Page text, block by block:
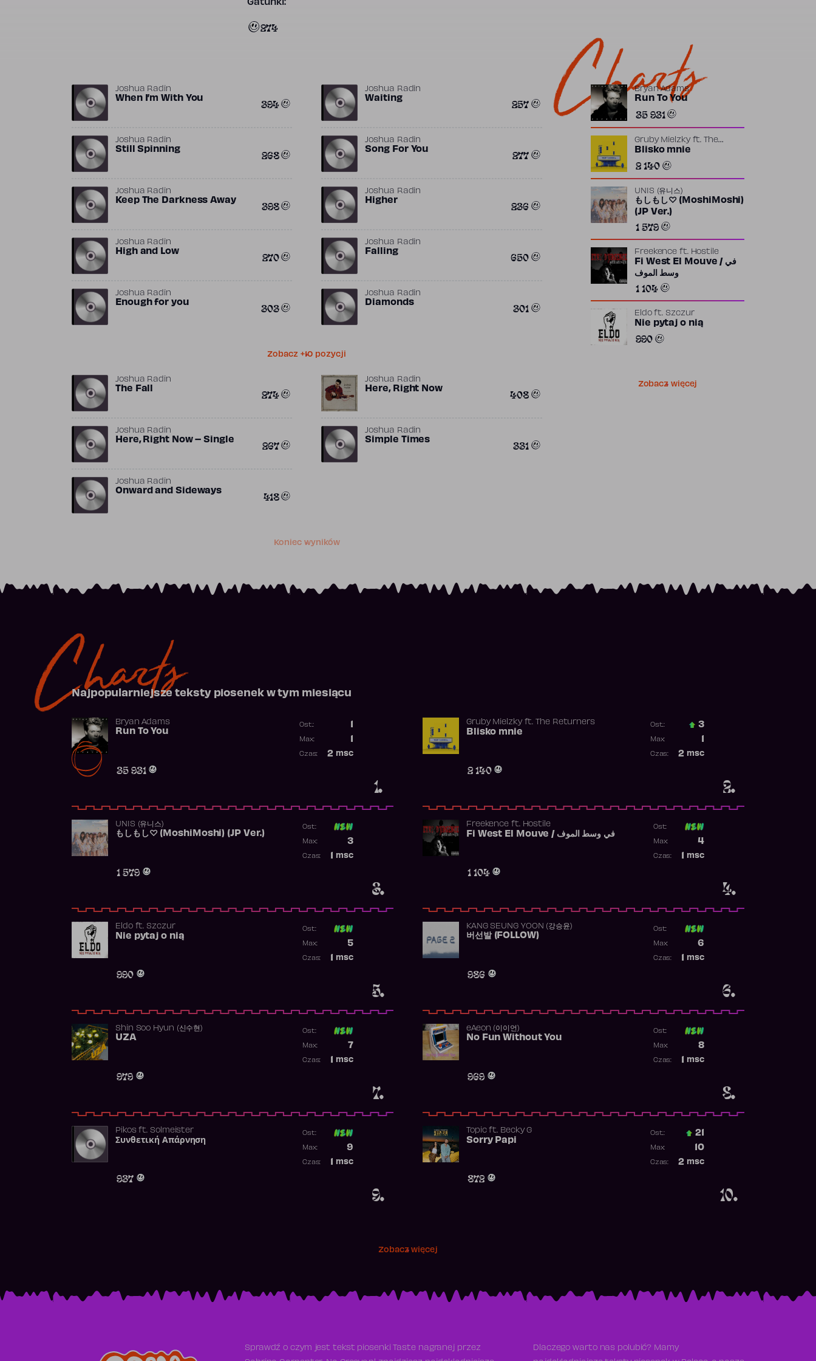
Gatunki:
274
Joshua Radin
When I’m With You 394
Joshua Radin
Waiting 257
Joshua Radin
Still Spinning 268
Joshua Radin
Song For You 277
Joshua Radin
Keep The Darkness Away 398
Joshua Radin
Higher 236
Joshua Radin
High and Low 270
Joshua Radin
Falling 650
Joshua Radin
Enough for you 303
Joshua Radin
Diamonds 301
Zobacz +10 pozycji
Joshua Radin
The Fall 274
Joshua Radin
Here, Right Now 408
Joshua Radin
Here, Right Now – Single 267
Joshua Radin
Simple Times 331
Joshua Radin
Onward and Sideways 418
Koniec wyników
Charts
Bryan Adams
Run To You
35 931
Gruby Mielzkyft.
The
Returners
Blisko mnie
2 140
UNIS (유니스)
もしもし♡ (MoshiMoshi)
(JP Ver.)
1 579
Freekence ft. Hostile
Fi West El Mouve / في
وسط الموف
1 104
Eldoft. Szczur
Nie pytaj o nią
990
Zobacz więcej
Charts
Najpopularniejsze teksty piosenek w tym miesiącu
1.
Bryan Adams
Run To You
35 931
Ost.:
Max:
2 msc
Czas:
2.
Gruby Mielzkyft. The Returners
Blisko mnie
2 140
Ost.: 3
Max:
2 msc
Czas:
3.
UNIS (유니스)
もしもし♡ (MoshiMoshi) (JP Ver.)
1 579
Ost:
3
Max:
msc
Czas:
4.
Freekence ft. Hostile
Fi West El Mouve / في وسط الموف
1 104
Ost:
4
Max:
msc
Czas:
5.
Eldoft. Szczur
Nie pytaj o nią
990
Ost:
5
Max:
msc
Czas:
6.
KANG SEUNG YOON (강승윤)
버선발 (FOLLOW)
986
Ost:
6
Max:
msc
Czas:
7.
Shin Soo Hyun (신수현)
UZA
979
Ost:
7
Max:
msc
Czas:
8.
​eAeon (이이언)
No Fun Without You
969
Ost:
8
Max:
msc
Czas:
9.
Pikosft. Solmeister
Συνθετική Απάρνηση
937
Ost:
9
Max:
msc
Czas:
10.
Topicft. Becky G
Sorry Papi
872
Ost.: 21
10
Max:
2 msc
Czas:
Zobacz więcej
Sprawdź o czym jest tekst piosenki Taste nagranej przez
Dlaczego warto nas polubić? Mamy